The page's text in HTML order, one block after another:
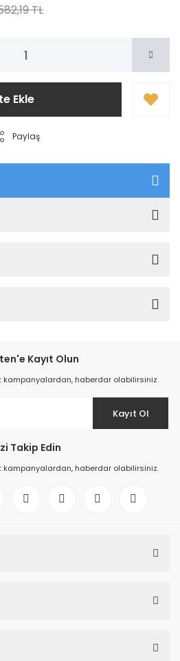
TL
Ekle
Paylaş
Kayıt Olun
kampanyalardan, haberdar olabilirsiniz.
Kayıt Ol
Takip Edin
kampanyalardan, haberdar olabilirsiniz.